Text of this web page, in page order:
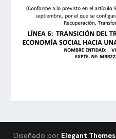
Diseñado por Elegant Themes